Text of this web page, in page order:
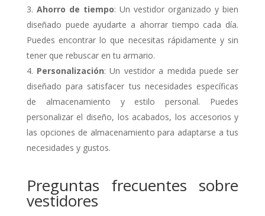
Ahorro de tiempo: Un vestidor organizado y bien
diseñado puede ayudarte a ahorrar tiempo cada día.
Puedes encontrar lo que necesitas rápidamente y sin
tener que rebuscar en tu armario.
Personalización: Un vestidor a medida puede ser
diseñado para satisfacer tus necesidades específicas
de almacenamiento y estilo personal. Puedes
personalizar el diseño, los acabados, los accesorios y
las opciones de almacenamiento para adaptarse a tus
necesidades y gustos.
Preguntas frecuentes sobre
vestidores